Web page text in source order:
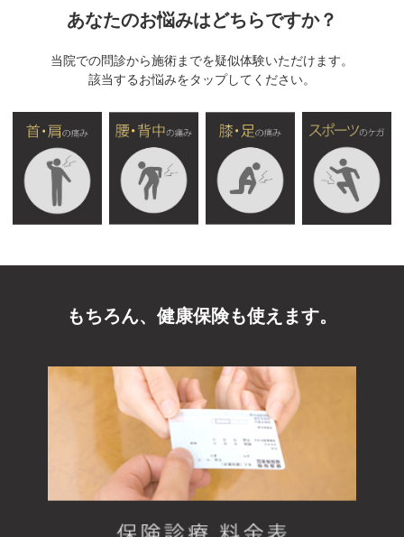
あなたのお悩みはどちらですか？
当院での問診から施術までを疑似体験いただけます。
該当するお悩みをタップしてください。
もちろん、健康保険も使えます。